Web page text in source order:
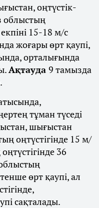
оңтүстік-
облыстың
15-18 м/с
жоғары өрт қаупі,
орталығында
Ақтауда 9 тамызда
тұман түседі
шығыстан
оңтүстігінде 15 м/
36
өрт қаупі, ал
сақталады.